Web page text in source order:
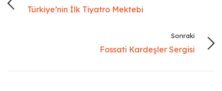
Türkiye’nin İlk Tiyatro Mektebi
Sonraki
Fossati Kardeşler Sergisi